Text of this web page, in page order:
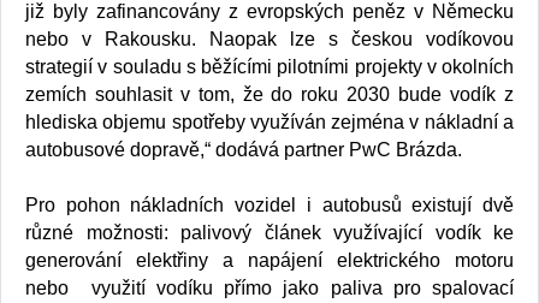
již byly zafinancovány z evropských peněz v Německu
nebo v Rakousku. Naopak lze s českou vodíkovou
strategií v souladu s běžícími pilotními projekty v okolních
zemích souhlasit v tom, že do roku 2030 bude vodík z
hlediska objemu spotřeby využíván zejména v nákladní a
autobusové dopravě,“ dodává partner PwC Brázda.
Pro pohon nákladních vozidel i autobusů existují dvě
různé možnosti: palivový článek využívající vodík ke
generování elektřiny a napájení elektrického motoru
nebo využití vodíku přímo jako paliva pro spalovací